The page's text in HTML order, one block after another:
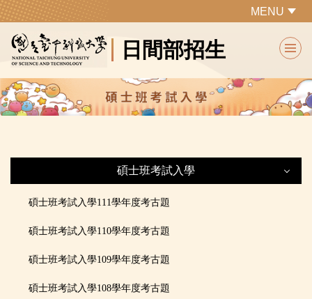
跳
主
要
內
容
區
日間部招生
MENU
碩士班考試入學
碩士班考試入學
碩士班考試入學111學年度考古題
碩士班考試入學110學年度考古題
碩士班考試入學109學年度考古題
碩士班考試入學108學年度考古題